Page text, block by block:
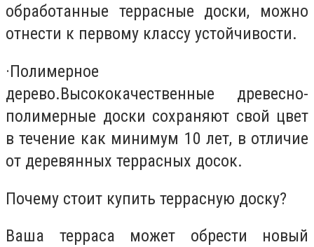
обработанные террасные доски, можно
отнести к первому классу устойчивости.
·Полимерное
дерево.Высококачественные древесно-
полимерные доски сохраняют свой цвет
в течение как минимум 10 лет, в отличие
от деревянных террасных досок.
Почему стоит купить террасную доску?
Ваша терраса может обрести новый